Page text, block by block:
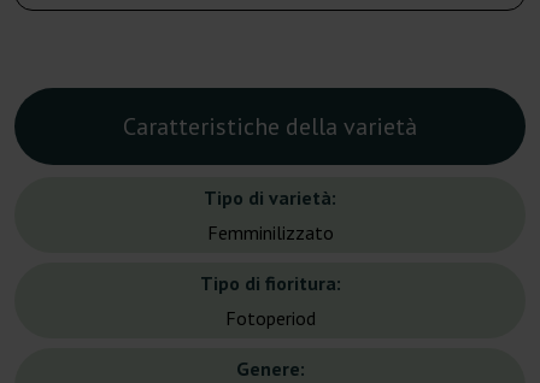
Caratteristiche della varietà
Tipo di varietà:
Femminilizzato
Tipo di fioritura:
Fotoperiod
Genere: